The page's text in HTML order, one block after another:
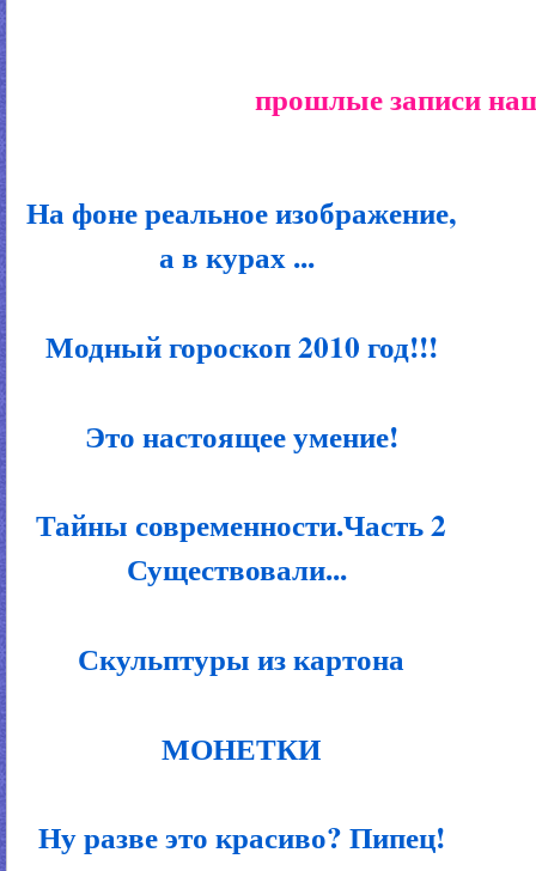
прошлые записи
На фоне реальное изображение,
а в курах ...
Модный гороскоп 2010 год!!!
Это настоящее умение!
Тайны современности.Часть 2
Существовали...
Скульптуры из картона
МОНЕТКИ
Ну разве это красиво? Пипец!